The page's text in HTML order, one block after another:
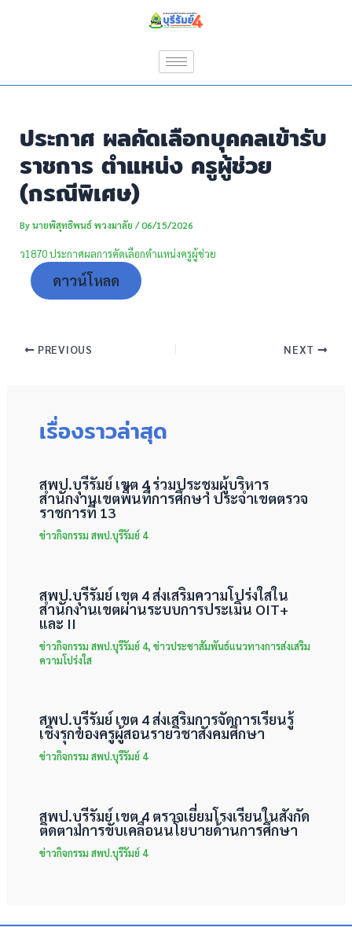
ประกาศ ผลคัดเลือกบุคคลเข้ารับ
ราชการ ตำแหน่ง ครูผู้ช่วย
(กรณีพิเศษ)
Byนายพิสุทธิพนธ์ พวงมาลัย/06/15/2026
ว1870 ประกาศผลการคัดเลือกตำแหน่งครูผู้ช่วย
ดาวน์โหลด
PREVIOUS NEXT
เรื่องราวล่าสุด
สพป.บุรีรัมย์ เขต 4 ร่วมประชุมผู้บริหาร
สำนักงานเขตพื้นที่การศึกษา ประจำเขตตรวจ
ราชการที่ 13
ข่าวกิจกรรม สพป.บุรีรัมย์ 4
สพป.บุรีรัมย์ เขต 4 ส่งเสริมความโปร่งใสใน
สำนักงานเขตผ่านระบบการประเมิน OIT+
และ II
ข่าวกิจกรรม สพป.บุรีรัมย์ 4, ข่าวประชาสัมพันธ์แนวทางการส่งเสริม
ความโปร่งใส
สพป.บุรีรัมย์ เขต 4 ส่งเสริมการจัดการเรียนรู้
เชิงรุกของครูผู้สอนรายวิชาสังคมศึกษา
ข่าวกิจกรรม สพป.บุรีรัมย์ 4
สพป.บุรีรัมย์ เขต 4 ตรวจเยี่ยมโรงเรียนในสังกัด
ติดตามการขับเคลื่อนนโยบายด้านการศึกษา
ข่าวกิจกรรม สพป.บุรีรัมย์ 4